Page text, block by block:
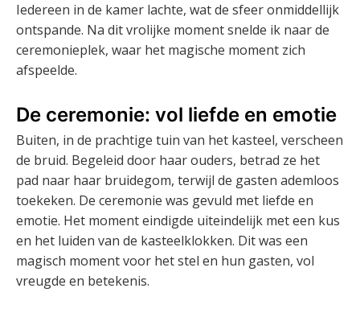
Iedereen in de kamer lachte, wat de sfeer onmiddellijk
ontspande. Na dit vrolijke moment snelde ik naar de
ceremonieplek, waar het magische moment zich
afspeelde.
De ceremonie: vol liefde en emotie
Buiten, in de prachtige tuin van het kasteel, verscheen
de bruid. Begeleid door haar ouders, betrad ze het
pad naar haar bruidegom, terwijl de gasten ademloos
toekeken. De ceremonie was gevuld met liefde en
emotie. Het moment eindigde uiteindelijk met een kus
en het luiden van de kasteelklokken. Dit was een
magisch moment voor het stel en hun gasten, vol
vreugde en betekenis.